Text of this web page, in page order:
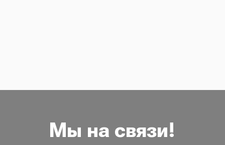
Мы на связи!